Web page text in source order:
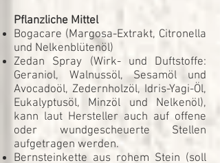
Pflanzliche Mittel
Bogacare (Margosa-Extrakt, Citronella
und Nelkenblütenöl)
Zedan Spray (Wirk- und Duftstoffe:
Geraniol, Walnussöl, Sesamöl und
Avocadoöl, Zedernholzöl, Idris-Yagi-Öl,
Eukalyptusöl, Minzöl und Nelkenöl),
kann laut Hersteller auch auf offene
oder wundgescheuerte Stellen
aufgetragen werden.
Bernsteinkette aus rohem Stein (soll